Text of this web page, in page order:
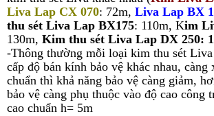
Liva Lap CX 070: 72m, Liva Lap BX
thu sét Liva Lap BX175: 110m, Kim
130m, Kim thu sét Liva Lap DX 250:
-Thông thường mỗi loại kim thu sét Liva
cấp độ bán kính bảo vệ khác nhau, càng
chuẩn thì khả năng bảo vệ càng giảm,
bảo vệ càng phụ thuộc vào độ cao công
cao chuẩn h= 5m